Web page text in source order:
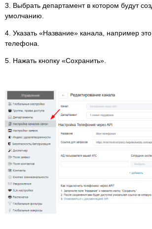
3. Выбрать департамент в котором будут
умолчанию.
4. Указать «Название» канала, например
телефона.
5. Нажать кнопку «Сохранить».